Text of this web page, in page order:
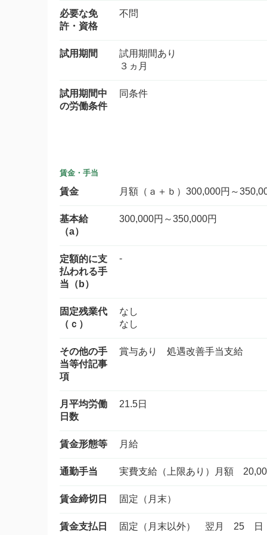
必要な免
許・資格
不問
試用期間
試用期間あり
３ヵ月
試用期間中
の労働条件
同条件
賃金・手当
賃金 月額（ａ＋ｂ）300,000円～
基本給
（a）
300,000円～350,000円
定額的に支
払われる手
当（b）
-
固定残業代
（ｃ）
なし
なし
その他の手
当等付記事
項
賞与あり 処遇改善手当支給
月平均労働
日数
21.5日
賃金形態等 月給
通勤手当 実費支給（上限あり）月額
賃金締切日 固定（月末）
賃金支払日 固定（月末以外） 翌月 25 日